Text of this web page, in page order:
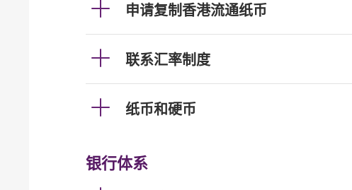
申请复制香港流通纸币
联系汇率制度
纸币和硬币
银行体系